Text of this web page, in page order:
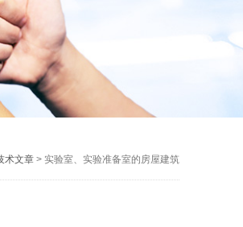
术文章> 实验室、实验准备室的房屋建筑